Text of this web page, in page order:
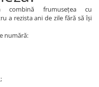
combină frumusețea cu
a rezista ani de zile fără să își
numără: